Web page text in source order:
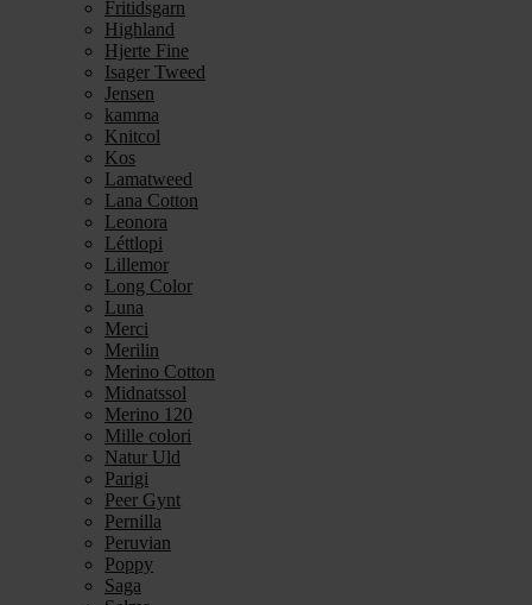
Fritidsgarn
Highland
Hjerte Fine
Isager Tweed
Jensen
kamma
Knitcol
Kos
Lamatweed
Lana Cotton
Leonora
Léttlopi
Lillemor
Long Color
Luna
Merci
Merilin
Merino Cotton
Midnatssol
Merino 120
Mille colori
Natur Uld
Parigi
Peer Gynt
Pernilla
Peruvian
Poppy
Saga